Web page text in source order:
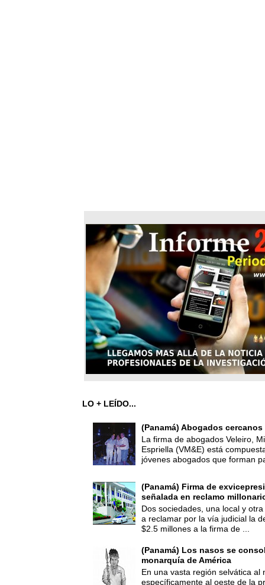
LO + LEÍDO...
(Panamá) Abogados
La firma de abogados Veleiro,
Espriella (VM&E) está
jóvenes abogados que forman
(Panamá) Firma de
señalada en reclamo
Dos sociedades, una local y
a reclamar por la vía judicial la
$2.5 millones a la firma de ...
(Panamá) Los nasos se
monarquía de América
En una vasta región selvática al
específicamente al oeste de la